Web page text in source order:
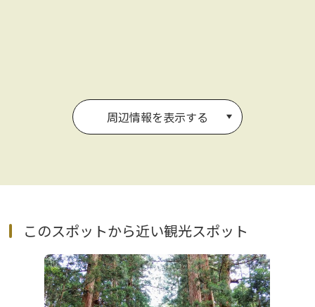
周辺情報を表示する
このスポットから近い観光スポット